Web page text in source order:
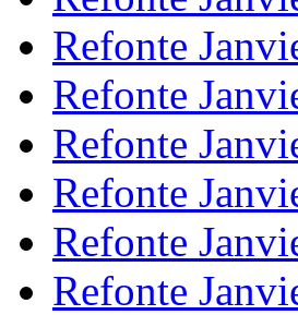
Refonte
Refonte
Refonte
Refonte
Refonte
Refonte